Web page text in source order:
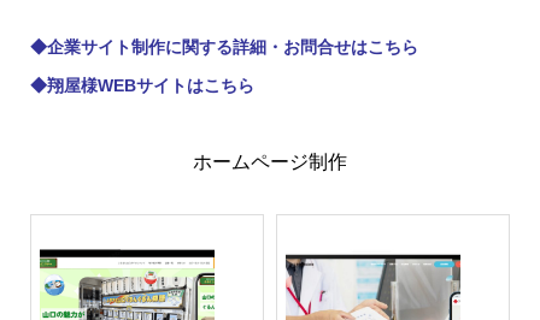
◆企業サイト制作に関する詳細・お問合せはこちら
◆翔屋様WEBサイトはこちら
ホームページ制作